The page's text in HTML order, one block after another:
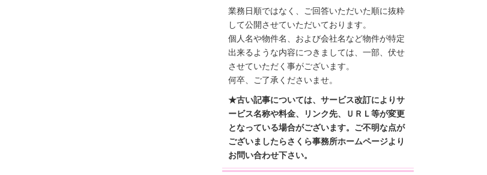
業務日順ではなく、ご回答いただいた順に抜粋
して公開させていただいております。
個人名や物件名、および会社名など物件が特定
出来るような内容につきましては、一部、伏せ
させていただく事がございます。
何卒、ご了承くださいませ。
★古い記事については、サービス改訂によりサ
ービス名称や料金、リンク先、ＵＲＬ等が変更
となっている場合がございます。ご不明な点が
ございましたらさくら事務所ホームページより
お問い合わせ下さい。